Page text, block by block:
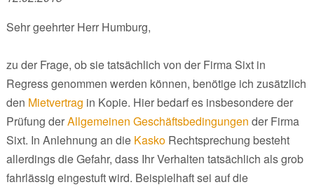
Sehr geehrter Herr Humburg,
zu der Frage, ob sie tatsächlich von der Firma Sixt in
Regress genommen werden können, benötige ich zusätzlich
den Mietvertrag in Kopie. Hier bedarf es insbesondere der
Prüfung derAllgemeinen Geschäftsbedingungen der Firma
Sixt. In Anlehnung an die KaskoRechtsprechung besteht
allerdings die Gefahr, dass Ihr Verhalten tatsächlich als grob
fahrlässig eingestuft wird. Beispielhaft sei auf die